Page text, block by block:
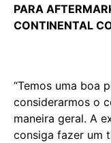
PARA
CONTINENTAL
“Temos uma boa
considerarmos o
maneira geral. A
consiga fazer um